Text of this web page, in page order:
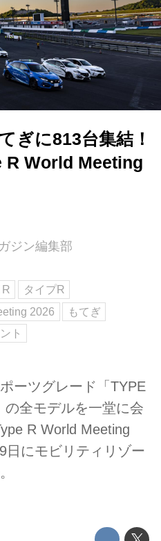
ぎに813台集結！
R World Meeting
ジン編集部
タイプR
2026
もてぎ
ト
ーツグレード「TYPE
の全モデルを一堂に会
R World Meeting
日にモビリティリゾー